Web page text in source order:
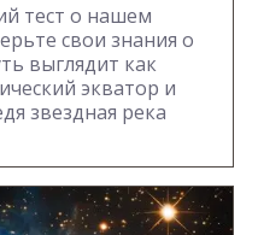
тест о нашем
свои знания о
выглядит как
экватор и
звездная река